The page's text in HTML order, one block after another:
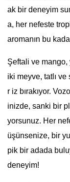
ak bir deneyim
a, her nefeste
aromanın bu
Şeftali ve
iki meyve, tatlı
r iz bırakıyor.
inizde, sanki bir
yorsunuz. Her
üşünsenize, bir
pik bir adada
deneyim!